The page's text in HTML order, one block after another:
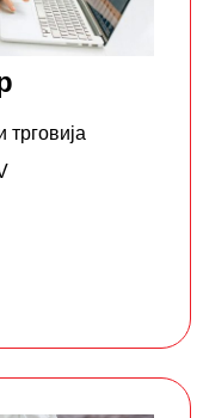
трговија